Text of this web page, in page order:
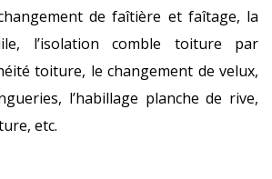
de faîtière et faîtage, la
l’isolation comble toiture par
toiture, le changement de velux,
l’habillage planche de rive,
etc.